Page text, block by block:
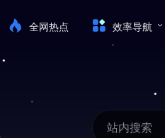
全网热点 效率导航